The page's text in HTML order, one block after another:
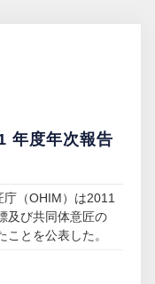
年度年次報告
（OHIM）は2011
及び共同体意匠の
とを公表した。